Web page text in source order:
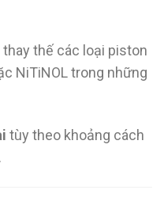
thay thế các loại piston
NiTiNOL trong những
tùy theo khoảng cách